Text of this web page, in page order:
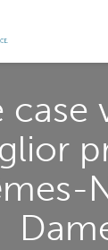
case